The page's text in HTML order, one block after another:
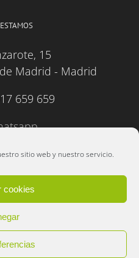
sitio web y nuestro servicio.
cookies
15
Madrid - Madrid
659 659
porData 2000 Informática|
privacidad y protección de datos